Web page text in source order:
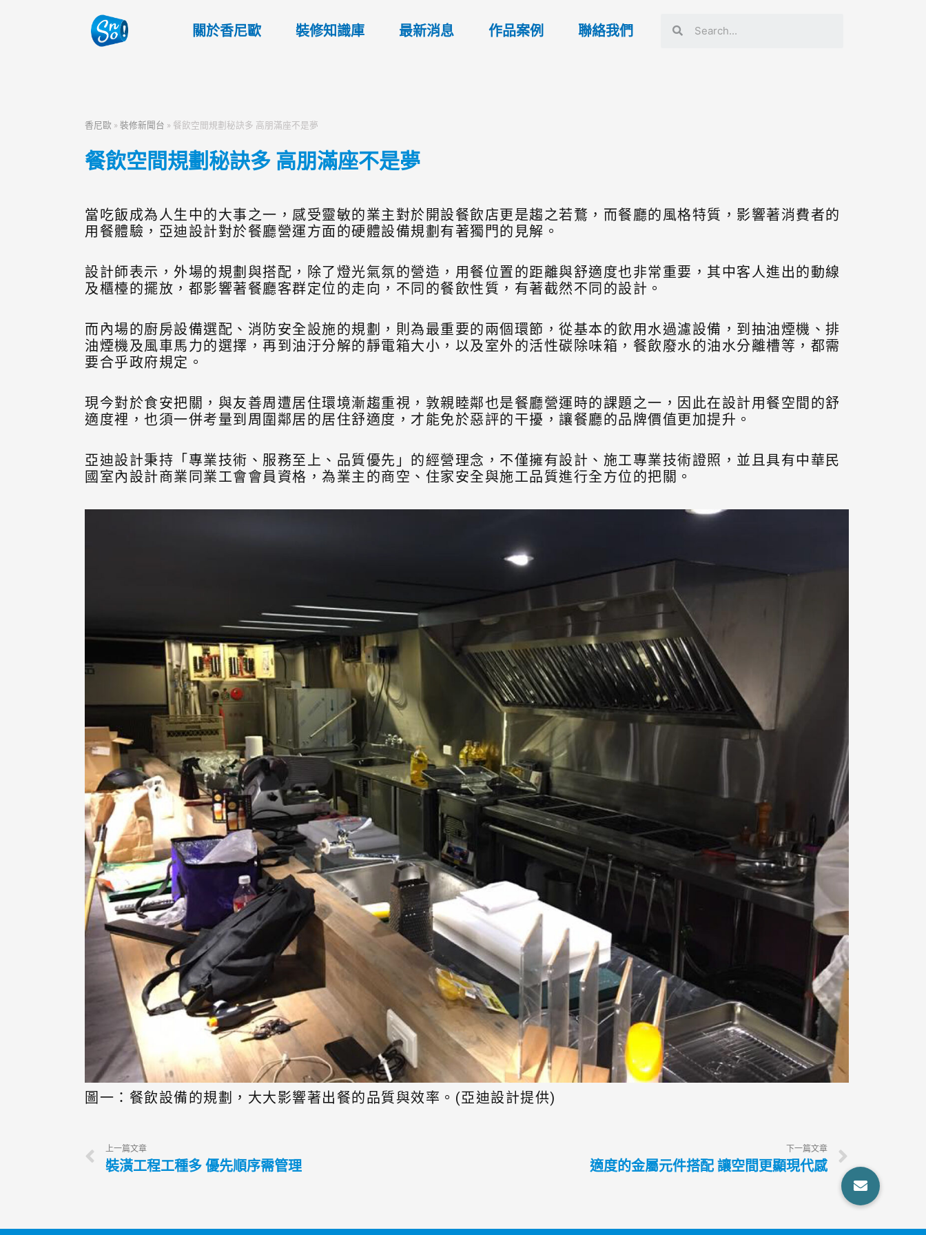
關於香尼歐 裝修知識庫 最新消息 作品案例 聯絡我們
香尼歐 »裝修新聞台 » 餐飲空間規劃秘訣多 高朋滿座不是夢
餐飲空間規劃秘訣多 高朋滿座不是夢
當吃飯成為人生中的大事之一，感受靈敏的業主對於開設餐飲店更是趨之若鶩，而餐廳的風格特質，影響著消費者的
用餐體驗，亞迪設計對於餐廳營運方面的硬體設備規劃有著獨門的見解。
設計師表示，外場的規劃與搭配，除了燈光氣氛的營造，用餐位置的距離與舒適度也非常重要，其中客人進出的動線
及櫃檯的擺放，都影響著餐廳客群定位的走向，不同的餐飲性質，有著截然不同的設計。
而內場的廚房設備選配、消防安全設施的規劃，則為最重要的兩個環節，從基本的飲用水過濾設備，到抽油煙機、排
油煙機及風車馬力的選擇，再到油汙分解的靜電箱大小，以及室外的活性碳除味箱，餐飲廢水的油水分離槽等，都需
要合乎政府規定。
現今對於食安把關，與友善周遭居住環境漸趨重視，敦親睦鄰也是餐廳營運時的課題之一，因此在設計用餐空間的舒
適度裡，也須一併考量到周圍鄰居的居住舒適度，才能免於惡評的干擾，讓餐廳的品牌價值更加提升。
亞迪設計秉持「專業技術、服務至上、品質優先」的經營理念，不僅擁有設計、施工專業技術證照，並且具有中華民
國室內設計商業同業工會會員資格，為業主的商空、住家安全與施工品質進行全方位的把關。
圖一：餐飲設備的規劃，大大影響著出餐的品質與效率。(亞迪設計提供)
上一篇文章
裝潢工程工種多 優先順序需管理
下一篇文章
適度的金屬元件搭配 讓空間更顯現代感